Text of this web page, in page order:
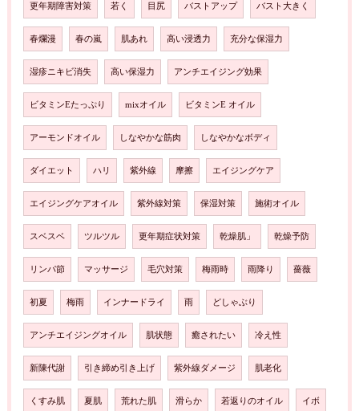
更年期障害対策 若く 目尻 バストアップ バスト大きく
春爛漫 春の嵐 肌あれ 高い浸透力 充分な保湿力
湿疹ニキビ消失 高い保湿力 アンチエイジング効果
ビタミンEたっぷり mixオイル ビタミンE オイル
アーモンドオイル しなやかな筋肉 しなやかなボディ
ダイエット ハリ 紫外線 摩擦 エイジングケア
エイジングケアオイル 紫外線対策 保湿対策 施術オイル
スベスベ ツルツル 更年期症状対策 乾燥肌」 乾燥予防
リンパ節 マッサージ 毛穴対策 梅雨時 雨降り 薔薇
初夏 梅雨 インナードライ 雨 どしゃぶり
アンチエイジングオイル 肌状態 癒されたい 冷え性
新陳代謝 引き締め引き上げ 紫外線ダメージ 肌老化
くすみ肌 夏肌 荒れた肌 滑らか 若返りのオイル イボ